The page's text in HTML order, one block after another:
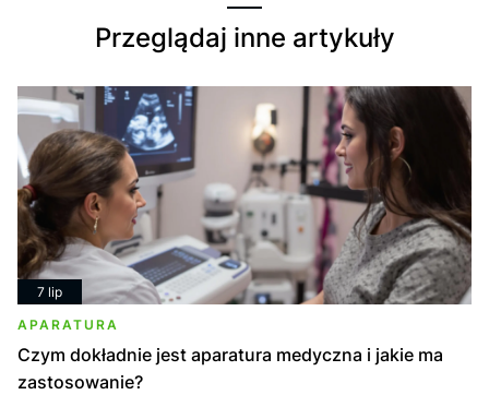
Przeglądaj inne artykuły
7 lip
APARATURA
Czym dokładnie jest aparatura medyczna i jakie ma
zastosowanie?